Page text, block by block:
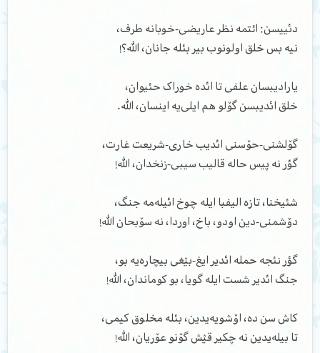
دئییسن: ائتمه نظر عاریضی-خوبانه طرف،
نیه بس خلق اولونوب بیر بئله جانان، الله؟!
یارادیبسان علفی تا ائده خوراک حئیوان،
خلق ائدیبسن گۆلو هم ایلی‌یه اینسان، الله.
گۆلشنی-حۆسنی ائدیب خاری-شریعت غارت،
گؤر نه پیس حاله قالیب سیبی-زنخدان، الله!
شئیخنا، تازه الیفبا ایله چوخ ائیله‌مه جنگ،
دۆشمنی-دین اودو، باخ، اوردا، نه سۆبحان الله!
گؤر نئجه حمله ائدیر ایغ-بؽغی بیچاره‌یه بو،
جنگ ائدیر شست ایله گویا، بو کوماندان، الله!
کاش سن ده، اۆشویه‌یدین، بئله مخلوق کیمی،
تا بیله‌یدین نه چکیر قؽش گۆنو عۆریان، الله!